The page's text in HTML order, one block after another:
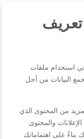
في استخدام ملفات
البيانات من أجل
من المحتوى الذي
والمحتوى
بناءً على اهتماماتك